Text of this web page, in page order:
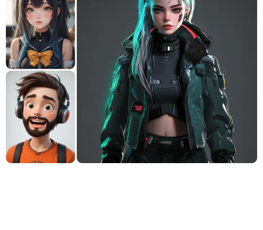
지원되는 AI 모델
Seedance 2.0 Kling 2.6 Motion Control
Sora 2.0 Kling 2.1 Master Hailuo 2.3
Wan 2.5
워터마크 리무버
배경 제거제
AI 배경
사진 복원
AI 익스텐더